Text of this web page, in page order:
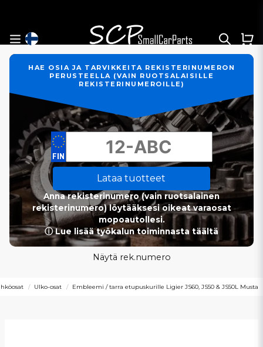
HAE OSIA JA TARVIKKEITA REKISTERINUMERON
PERUSTEELLA (VAIN RUOTSALAISILLE
REKISTERINUMEROILLE)
Lataa tuotteet
Anna rekisterinumero (vain ruotsalainen
rekisterinumero) löytääksesi oikeat varaosat
mopoautollesi.
ⓘ Lue lisää työkalun toiminnasta täältä
Näytä rek.numero
Ulko-osat Embleemi / tarra etupuskurille Ligier JS60, JS50 & JS50L Musta